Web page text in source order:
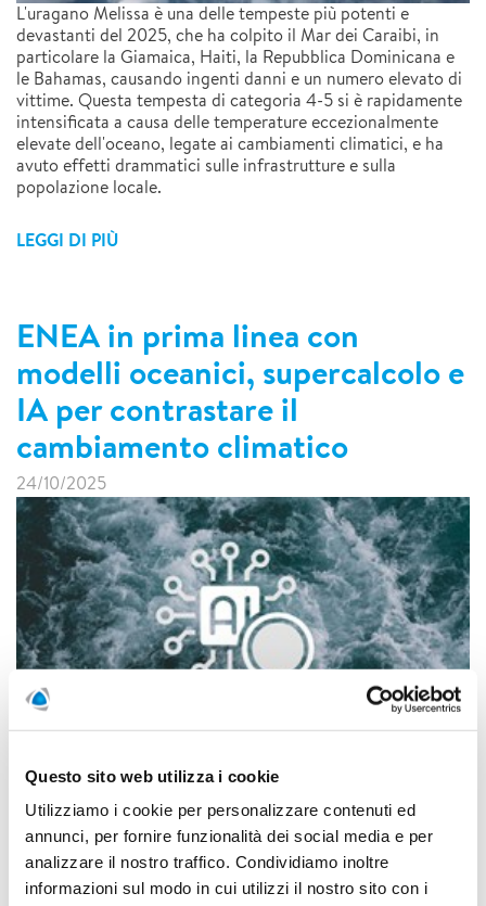
Questo sito web utilizza i cookie
Utilizziamo i cookie per personalizzare contenuti ed
annunci, per fornire funzionalità dei social media e per
analizzare il nostro traffico. Condividiamo inoltre
informazioni sul modo in cui utilizzi il nostro sito con i
L'uragano Melissa è una delle tempeste più potenti e
devastanti del 2025, che ha colpito il Mar dei Caraibi, in
particolare la Giamaica, Haiti, la Repubblica Dominicana e
le Bahamas, causando ingenti danni e un numero elevato di
vittime. Questa tempesta di categoria 4-5 si è rapidamente
intensificata a causa delle temperature eccezionalmente
elevate dell'oceano, legate ai cambiamenti climatici, e ha
avuto effetti drammatici sulle infrastrutture e sulla
popolazione locale.
LEGGI DI PIÙ
ENEA in prima linea con
modelli oceanici, supercalcolo e
IA per contrastare il
cambiamento climatico
24/10/2025
L’ENEA guida un importante progetto europeo, MOIRAI,
che integra modelli oceanici ad alta risoluzione spaziale,
intelligenza artificiale (IA) e capacità di supercalcolo per
migliorare la comprensione dei processi oceanici e climatici.